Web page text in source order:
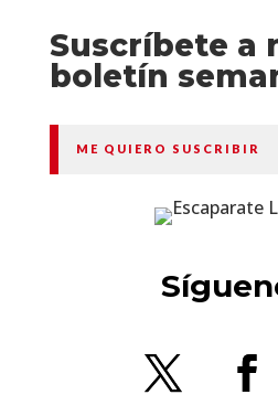
Suscríbete a
boletín
ME QUIERO SUSCRIBIR